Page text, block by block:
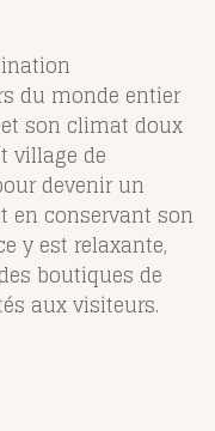
du monde entier
son climat doux
village de
devenir un
en conservant son
y est relaxante,
boutiques de
aux visiteurs.